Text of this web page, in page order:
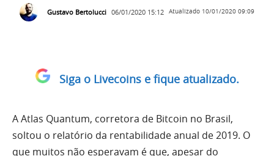
Gustavo Bertolucci 06/01/2020 15:12 Atualizado 10/01/2020 09:09
Siga o Livecoins e fique atualizado.
A Atlas Quantum, corretora de Bitcoin no Brasil,
soltou o relatório da rentabilidade anual de 2019. O
que muitos não esperavam é que, apesar do